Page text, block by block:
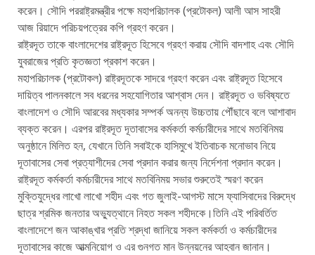
করেন। সৌদি পররাষ্ট্রমন্ত্রীর পক্ষে মহাপরিচালক (প্রটোকল) আলী আস সাহরী
আজ রিয়াদে পরিচয়পত্রের কপি গ্রহণ করেন।
রাষ্ট্রদূত তাকে বাংলাদেশের রাষ্ট্রদূত হিসেবে গ্রহণ করায় সৌদি বাদশাহ এবং সৌদি
যুবরাজের প্রতি কৃতজ্ঞতা প্রকাশ করেন।
মহাপরিচালক (প্রটোকল) রাষ্ট্রদূতকে সাদরে গ্রহণ করেন এবং রাষ্ট্রদূত হিসেবে
দায়িত্ব পালনকালে সব ধরনের সহযোগিতার আশ্বাস দেন। রাষ্ট্রদূত ও ভবিষ্যতে
বাংলাদেশ ও সৌদি আরবের মধ্যকার সম্পর্ক অনন্য উচ্চতায় পৌঁছাবে বলে আশাবাদ
ব্যক্ত করেন। এরপর রাষ্ট্রদূত দূতাবাসের কর্মকর্তা কর্মচারীদের সাথে মতবিনিময়
অনুষ্ঠানে মিলিত হন, যেখানে তিনি সবাইকে হাসিমুখে ইতিবাচক মনোভাব নিয়ে
দূতাবাসের সেবা প্রত্যাশীদের সেবা প্রদান করার জন্য নির্দেশনা প্রদান করেন।
রাষ্ট্রদূত কর্মকর্তা কর্মচারীদের সাথে মতবিনিময় সভার শুরুতেই স্মরণ করেন
মুক্তিযুদ্ধের লাখো লাখো শহীদ এবং গত জুলাই-আগস্ট মাসে ফ্যাসিবাদের বিরুদ্ধে
ছাত্র শ্রমিক জনতার অভ্যুত্থানে নিহত সকল শহীদকে।তিনি এই পরিবর্তিত
বাংলাদেশে জন আকাঙ্খার প্রতি শ্রদ্ধা জানিয়ে সকল কর্মকর্তা ও কর্মচারীদের
দূতাবাসের কাজে আত্মনিয়োগ ও এর গুনগত মান উন্নয়নের আহবান জানান।